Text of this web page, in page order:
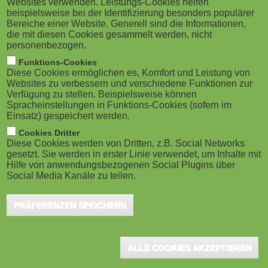
M
o
b
i
l
e
)
g
a
o
n
educational inequality plays a key role in
determining how long you work. The study, conducted
by Institute for Sociology and Social Psychology
researchers Jana Mäcken and Lea Ellwardt, analysed
the differences in voluntary and involuntary labour
market exit between lower and higher educated
workers in 15 European countries.
They found that in 13 of the 15 countries, people with lower
educational qualifications were more likely to leave the labour
educated people.
typically associated with more attractive, more stable, higher-
Websites verwenden. Leistungs-Cookies helfen
beispielsweise bei der Identifizierung besonders populärer
Bereiche einer Website. Generell sind die Informationen,
die mit diesen Cookies gesammelt werden, nicht
personenbezogen.
Funktions-Cookies
Diese Cookies ermöglichen es, Komfort und Leistung von
Websites zu verbessern und verschiedene Funktionen zur
Verfügung zu stellen. Beispielsweise können
Spracheinstellungen in Funktions-Cookies (sofern im
Einsatz) gespeichert werden.
Cookies Dritter
Diese Cookies werden von Dritten, z.B. Social Networks
gesetzt. Sie werden in erster Linie verwendet, um Inhalte mit
Hilfe von anwendungsbezogenen Social Plugins über
Social Media Kanäle zu teilen.
PRÄFERENZEN SPEICHERN
ALLE COOKIES AKZEPTIEREN